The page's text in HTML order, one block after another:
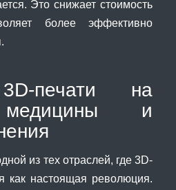
Это снижает стоимость
более эффективно
печати на
и
из тех отраслей, где 3D-
как настоящая революция.